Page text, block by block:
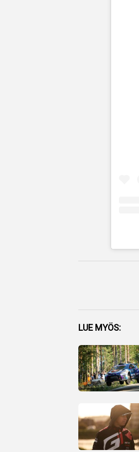
Facebook
Twitter
Whatsapp
LUE MYÖS: